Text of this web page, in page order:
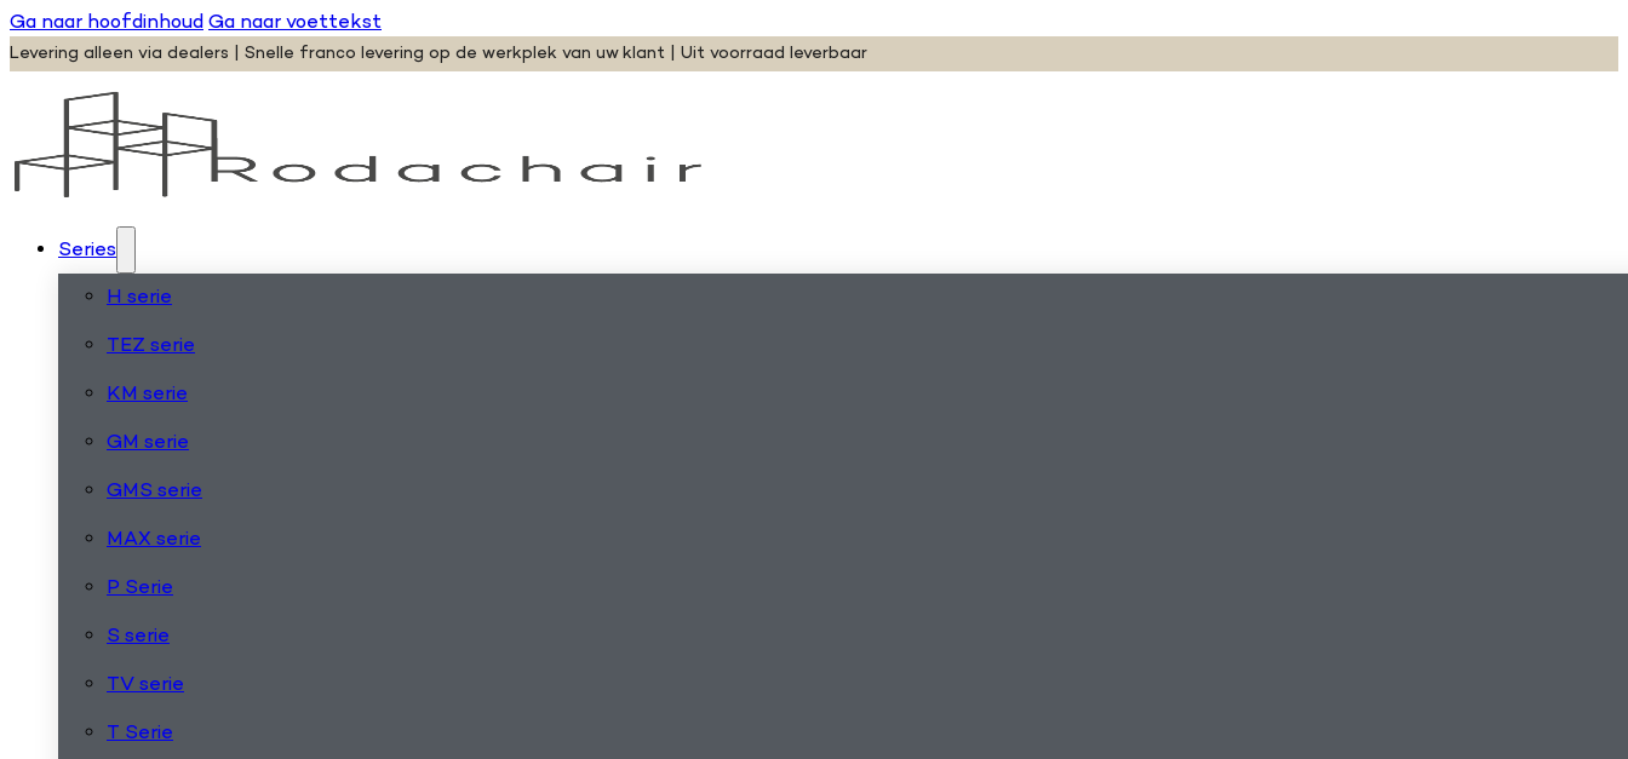
Ga naar hoofdinhoudGa naar voettekst
Levering alleen via dealers | Snelle franco levering op de werkplek van uw klant | Uit voorraad leverbaar
Series
H serie
TEZ serie
KM serie
GM serie
GMS serie
MAX serie
P Serie
S serie
TV serie
T Serie